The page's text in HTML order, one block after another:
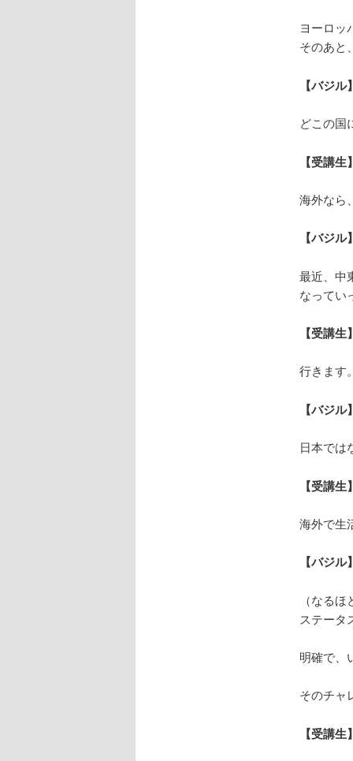
ヨーロッ
そのあと
【バジル
どこの国
【受講生
海外なら
【バジル
最近、中
なってい
【受講生
行きます
【バジル
日本では
【受講生
海外で生
【バジル
（なる
ステータ
明確で、
そのチャ
【受講生